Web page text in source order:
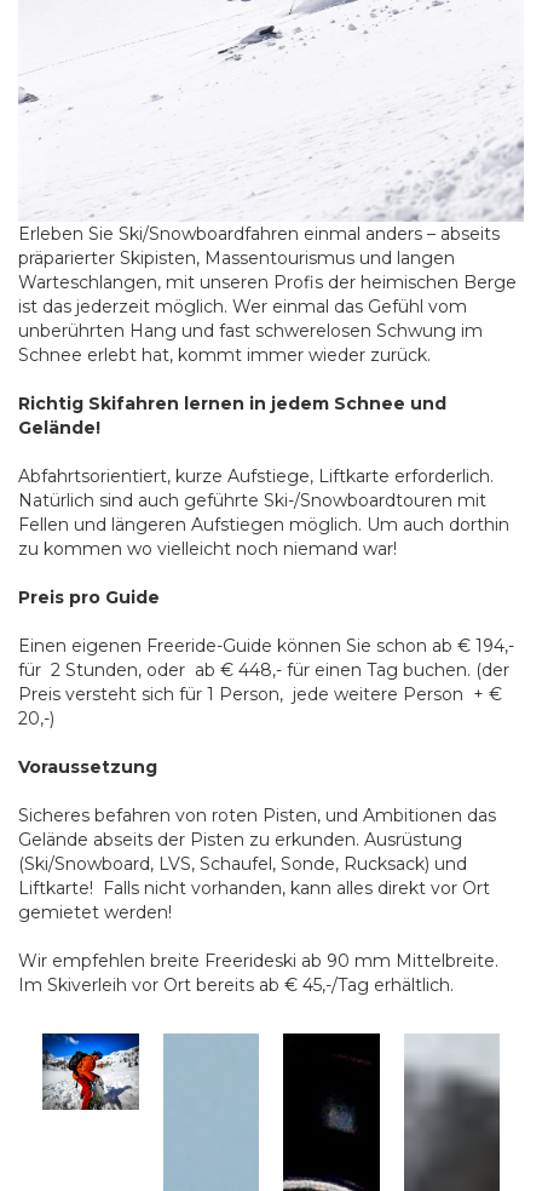
Erleben Sie Ski/Snowboardfahren einmal anders – abseits
präparierter Skipisten, Massentourismus und langen
Warteschlangen, mit unseren Profis der heimischen Berge
ist das jederzeit möglich. Wer einmal das Gefühl vom
unberührten Hang und fast schwerelosen Schwung im
Schnee erlebt hat, kommt immer wieder zurück.
Richtig Skifahren lernen in jedem Schnee und
Gelände!
Abfahrtsorientiert, kurze Aufstiege, Liftkarte erforderlich.
Natürlich sind auch geführte Ski-/Snowboardtouren mit
Fellen und längeren Aufstiegen möglich. Um auch dorthin
zu kommen wo vielleicht noch niemand war!
Preis pro Guide
Einen eigenen Freeride-Guide können Sie schon ab € 194,-
für 2 Stunden, oder ab € 448,- für einen Tag buchen. (der
Preis versteht sich für 1 Person, jede weitere Person + €
20,-)
Voraussetzung
Sicheres befahren von roten Pisten, und Ambitionen das
Gelände abseits der Pisten zu erkunden. Ausrüstung
(Ski/Snowboard, LVS, Schaufel, Sonde, Rucksack) und
Liftkarte! Falls nicht vorhanden, kann alles direkt vor Ort
gemietet werden!
Wir empfehlen breite Freerideski ab 90 mm Mittelbreite.
Im Skiverleih vor Ort bereits ab € 45,-/Tag erhältlich.